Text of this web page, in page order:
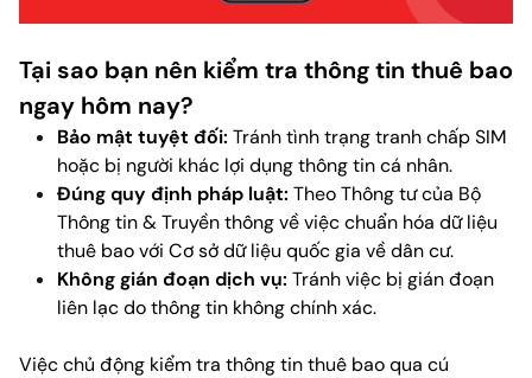
Tại sao bạn nên kiểm tra thông tin thuê bao
ngay hôm nay?
Bảo mật tuyệt đối: Tránh tình trạng tranh chấp SIM
hoặc bị người khác lợi dụng thông tin cá nhân.
Đúng quy định pháp luật: Theo Thông tư của Bộ
Thông tin & Truyền thông về việc chuẩn hóa dữ liệu
thuê bao với Cơ sở dữ liệu quốc gia về dân cư.
Không gián đoạn dịch vụ: Tránh việc bị gián đoạn
liên lạc do thông tin không chính xác.
Việc chủ động kiểm tra thông tin thuê bao qua cú